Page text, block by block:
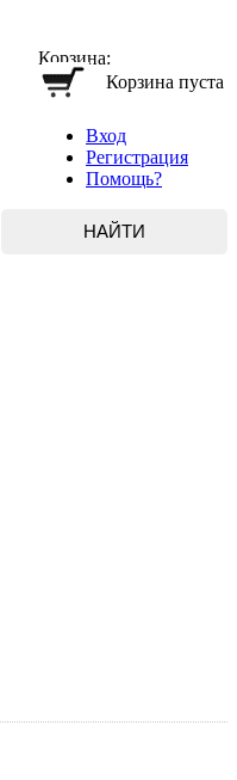
Корзина:
Корзина пуста
Вход
Регистрация
Помощь?